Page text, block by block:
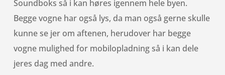
Soundboks så i kan høres igennem hele byen.
Begge vogne har også lys, da man også gerne skulle
kunne se jer om aftenen, herudover har begge
vogne mulighed for mobilopladning så i kan dele
jeres dag med andre.